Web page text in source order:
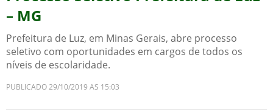
– MG
Prefeitura de Luz, em Minas Gerais, abre processo
seletivo com oportunidades em cargos de todos os
níveis de escolaridade.
PUBLICADO 29/10/2019 AS 15:03